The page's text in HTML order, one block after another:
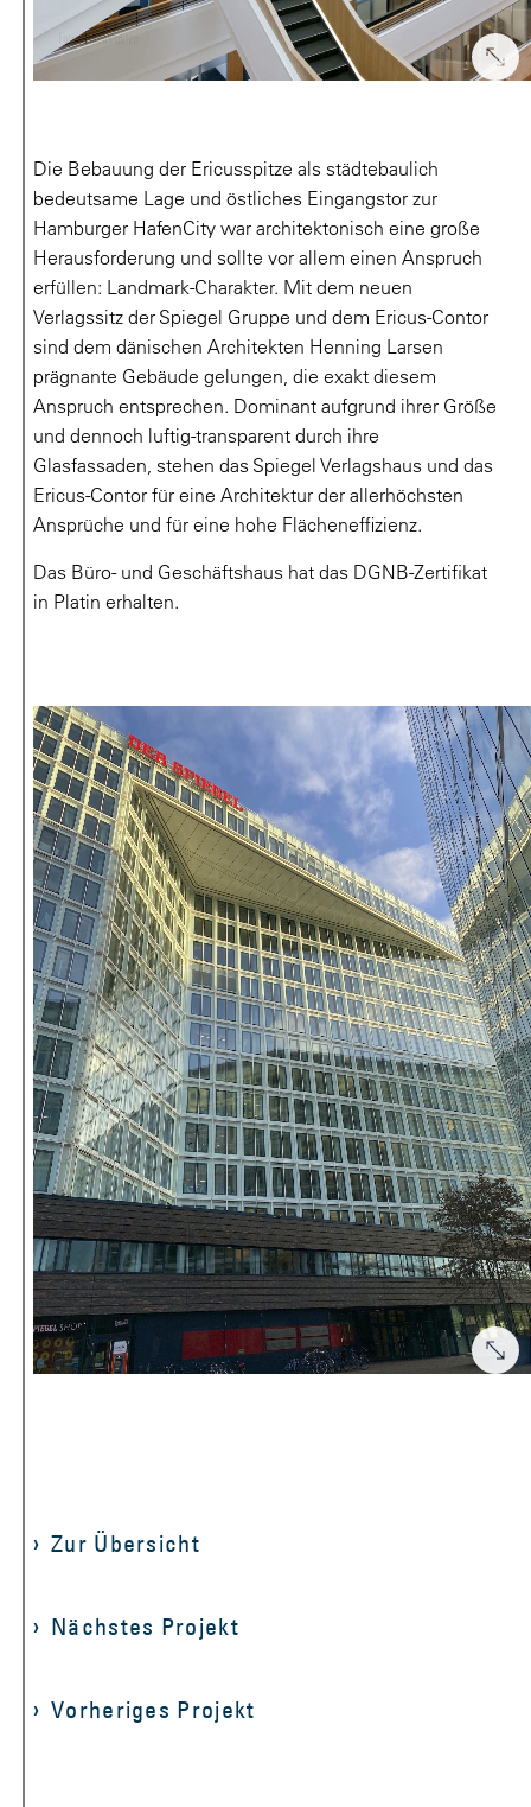
Die Bebauung der Ericusspitze als städtebaulich
bedeutsame Lage und östliches Eingangstor zur
Hamburger HafenCity war architektonisch eine große
Herausforderung und sollte vor allem einen Anspruch
erfüllen: Landmark-Charakter. Mit dem neuen
Verlagssitz der Spiegel Gruppe und dem Ericus-Contor
sind dem dänischen Architekten Henning Larsen
prägnante Gebäude gelungen, die exakt diesem
Anspruch entsprechen. Dominant aufgrund ihrer Größe
und dennoch luftig-transparent durch ihre
Glasfassaden, stehen das Spiegel Verlagshaus und das
Ericus-Contor für eine Architektur der allerhöchsten
Ansprüche und für eine hohe Flächeneffizienz.
Das Büro- und Geschäftshaus hat das DGNB-Zertifikat
in Platin erhalten.
Zur Übersicht
Nächstes Projekt
Vorheriges Projekt